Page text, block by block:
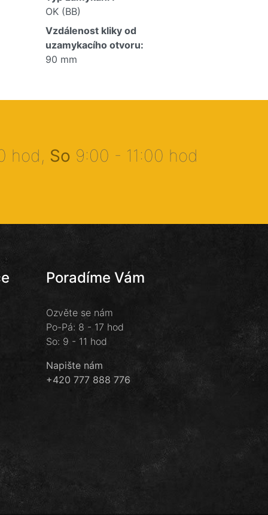
OK (BB)
Vzdálenost kliky od
uzamykacího otvoru:
90 mm
hod, So 9:00 - 11:00 hod
Poradíme Vám
Ozvěte se nám
Po-Pá: 8 - 17 hod
So: 9 - 11 hod
Napište nám
+420 777 888 776